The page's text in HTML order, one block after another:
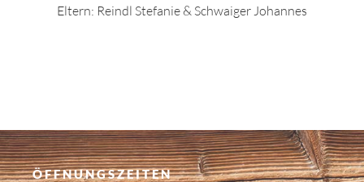
Eltern: Reindl Stefanie & Schwaiger Johannes
ÖFFNUNGSZEITEN